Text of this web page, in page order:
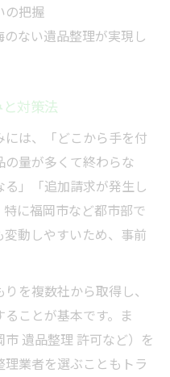
ミ屋敷予防策
チェック項目
防ぐ事前確認事項
確にするポイント
ルを避ける方法
るポイント
るためのコツ
守る仕分け方法
との話し合い術
と今後の対策
で手間を減らす工夫
の把握
ない遺品整理が実現し
対策法
は、「どこから手を付
量が多くて終わらな
」「追加請求が発生し
に福岡市など都市部で
動しやすいため、事前
を複数社から取得し、
ことが基本です。ま
遺品整理 許可など）を
業者を選ぶこともトラ